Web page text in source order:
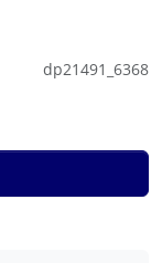
dp21491_6368